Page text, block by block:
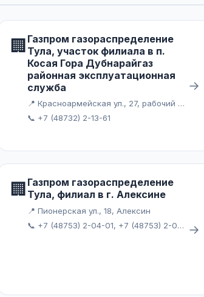
🏢 Газпром газораспределение
Тула, участок филиала в п.
Косая Гора Дубнарайгаз
районная эксплуатационная
служба
📍 Красноармейская ул., 27, рабочий посёлок Дубна
📞 +7 (48732) 2-13-61
→
🏢 Газпром газораспределение
Тула, филиал в г. Алексине
📍 Пионерская ул., 18, Алексин
📞 +7 (48753) 2-04-01, +7 (48753) 2-04-04, +7 (48753) 2-04-10, +7 (48753) 4-07-01, +7 (48753) 4-34-65
→